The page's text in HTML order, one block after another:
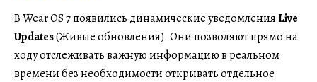
В Wear OS 7 появились динамические уведомленияLive
Updates(Живые обновления). Они позволяют прямо на
ходу отслеживать важную информацию в реальном
времени без необходимости открывать отдельное